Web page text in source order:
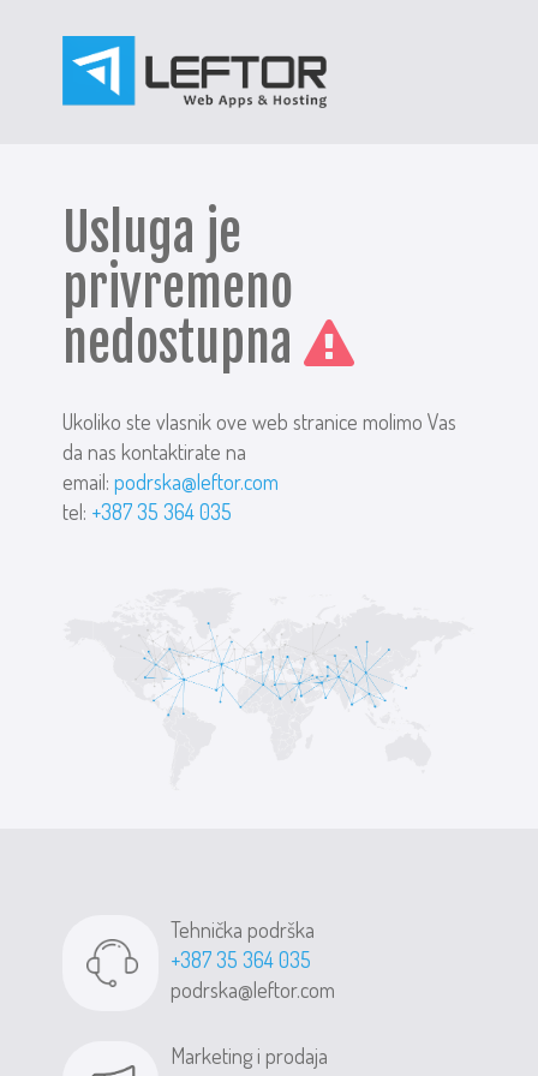
Usluga je
privremeno
nedostupna
Ukoliko ste vlasnik ove web stranice molimo Vas
da nas kontaktirate na
email:podrska@leftor.com
tel: +387 35 364 035
Tehnička podrška
+387 35 364 035
podrska@leftor.com
Marketing i prodaja